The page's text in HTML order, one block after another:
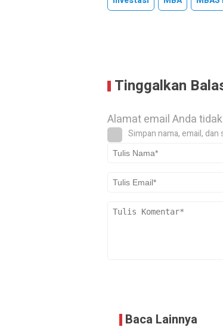
Tinggalkan
Alamat email Anda
Simpan nama, email,
Baca Lainnya